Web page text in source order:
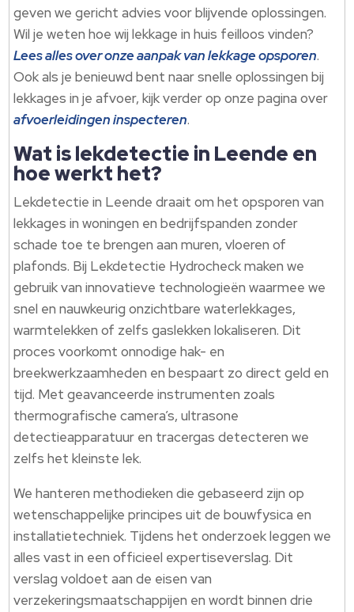
geven we gericht advies voor blijvende oplossingen.
Wil je weten hoe wij lekkage in huis feilloos vinden?
Lees alles over onze aanpak van lekkage opsporen.
Ook als je benieuwd bent naar snelle oplossingen bij
lekkages in je afvoer, kijk verder op onze pagina over
afvoerleidingen inspecteren.
Wat is lekdetectie in Leende en
hoe werkt het?
Lekdetectie in Leende draait om het opsporen van
lekkages in woningen en bedrijfspanden zonder
schade toe te brengen aan muren, vloeren of
plafonds. Bij Lekdetectie Hydrocheck maken we
gebruik van innovatieve technologieën waarmee we
snel en nauwkeurig onzichtbare waterlekkages,
warmtelekken of zelfs gaslekken lokaliseren. Dit
proces voorkomt onnodige hak- en
breekwerkzaamheden en bespaart zo direct geld en
tijd. Met geavanceerde instrumenten zoals
thermografische camera’s, ultrasone
detectieapparatuur en tracergas detecteren we
zelfs het kleinste lek.
We hanteren methodieken die gebaseerd zijn op
wetenschappelijke principes uit de bouwfysica en
installatietechniek. Tijdens het onderzoek leggen we
alles vast in een officieel expertiseverslag. Dit
verslag voldoet aan de eisen van
verzekeringsmaatschappijen en wordt binnen drie